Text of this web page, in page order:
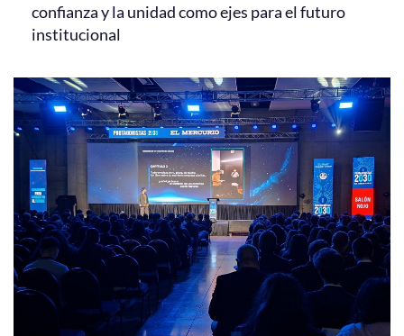
confianza y la unidad como ejes para el futuro
institucional